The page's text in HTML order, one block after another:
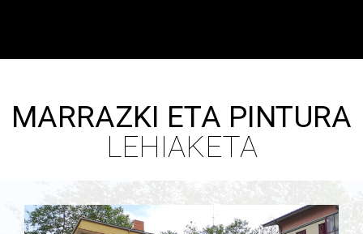
MARRAZKI ETA PINTURA
LEHIAKETA